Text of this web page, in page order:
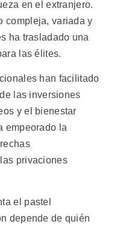
en el extranjero.
compleja, variada y
ha trasladado una
las élites.
han facilitado
las inversiones
y el bienestar
empeorado la
privaciones
el pastel
depende de quién